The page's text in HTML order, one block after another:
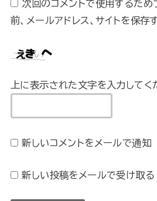
次回のコメントで使用するた
前、メールアドレス、サイトを保存
上に表示された文字を入力してく
新しいコメントをメールで通知
新しい投稿をメールで受け取る